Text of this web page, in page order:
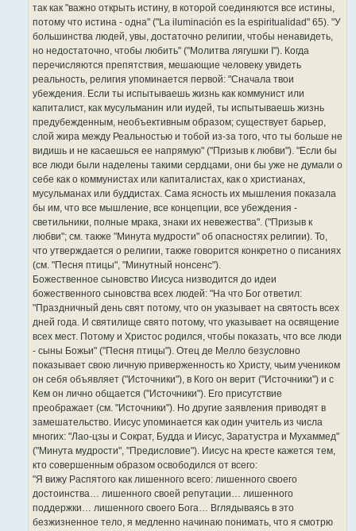
так как "важно открыть истину, в которой соединяются все истины,
потому что истина - одна" ("La iluminación es la espiritualidad" 65). "У
большинства людей, увы, достаточно религии, чтобы ненавидеть,
но недостаточно, чтобы любить" ("Молитва лягушки I"). Когда
перечисляются препятствия, мешающие человеку увидеть
реальность, религия упоминается первой: "Сначала твои
убеждения. Если ты испытываешь жизнь как коммунист или
капиталист, как мусульманин или иудей, ты испытываешь жизнь
предубежденным, необъективным образом; существует барьер,
слой жира между Реальностью и тобой из-за того, что ты больше не
видишь и не касаешься ее напрямую" ("Призыв к любви"). "Если бы
все люди были наделены такими сердцами, они бы уже не думали о
себе как о коммунистах или капиталистах, как о христианах,
мусульманах или буддистах. Сама ясность их мышления показала
бы им, что все мышление, все концепции, все убеждения -
светильники, полные мрака, знаки их невежества". ("Призыв к
любви"; см. также "Минута мудрости" об опасностях религии). То,
что утверждается о религии, также говорится конкретно о писаниях
(см. "Песня птицы", "Минутный нонсенс").
Божественное сыновство Иисуса низводится до идеи
божественного сыновства всех людей: "На что Бог ответил:
"Праздничный день свят потому, что он указывает на святость всех
дней года. И святилище свято потому, что указывает на освящение
всех мест. Потому и Христос родился, чтобы показать, что все люди
- сыны Божьи" ("Песня птицы"). Отец де Мелло безусловно
показывает свою личную приверженность ко Христу, чьим учеником
он себя объявляет ("Источники"), в Кого он верит ("Источники") и с
Кем он лично общается ("Источники"). Его присутствие
преображает (см. "Источники"). Но другие заявления приводят в
замешательство. Иисус упоминается как один учитель из числа
многих: "Лао-цзы и Сократ, Будда и Иисус, Заратустра и Мухаммед"
("Минута мудрости", "Предисловие"). Иисус на кресте кажется тем,
кто совершенным образом освободился от всего:
"Я вижу Распятого как лишенного всего: лишенного своего
достоинства… лишенного своей репутации… лишенного
поддержки… лишенного своего Бога… Вглядываясь в это
безжизненное тело, я медленно начинаю понимать, что я смотрю